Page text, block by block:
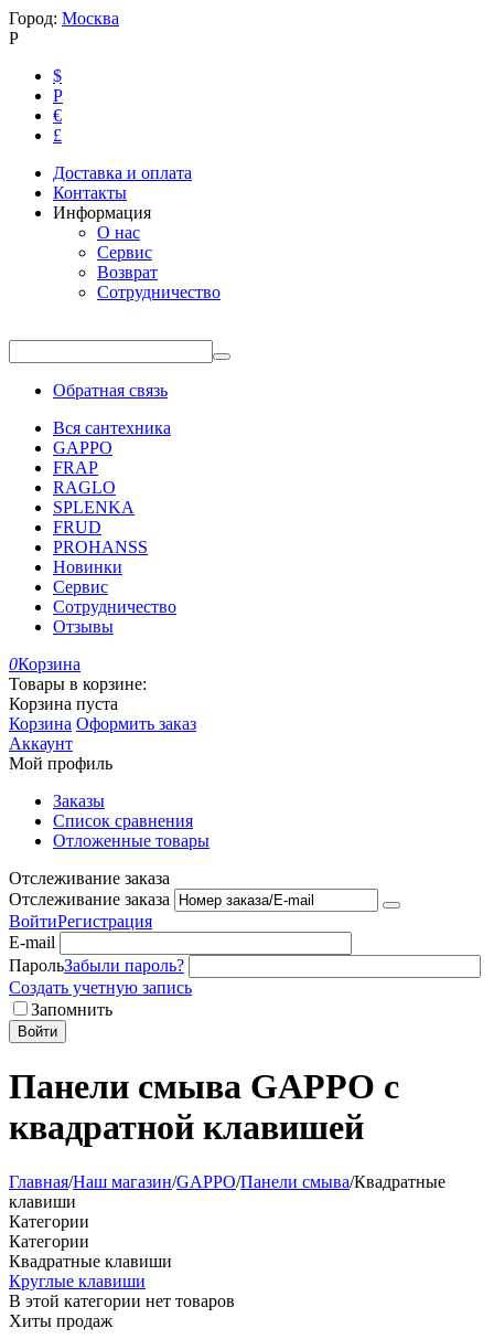
Город: Москва
Р
$
Р
€
£
Доставка и оплата
Контакты
Информация
О нас
Сервис
Возврат
Сотрудничество
Обратная связь
Вся сантехника
GAPPO
FRAP
RAGLO
SPLENKA
FRUD
PROHANSS
Новинки
Сервис
Сотрудничество
Отзывы
0Корзина
Товары в корзине:
Корзина пуста
Корзина Оформить заказ
Аккаунт
Мой профиль
Заказы
Список сравнения
Отложенные товары
Отслеживание заказа
Отслеживание заказа
ВойтиРегистрация
E-mail
ПарольЗабыли пароль?
Создать учетную запись
Запомнить
Войти
Панели смыва GAPPO с
квадратной клавишей
Главная/Наш магазин/GAPPO/Панели смыва/Квадратные
клавиши
Категории
Категории
Квадратные клавиши
Круглые клавиши
В этой категории нет товаров
Хиты продаж